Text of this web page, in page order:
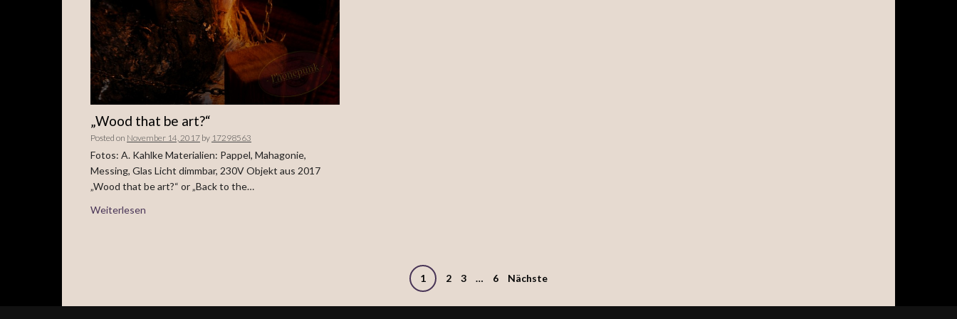
„Wood that be art?“
Posted on November 14, 2017 by 17298563
Fotos: A. Kahlke Materialien: Pappel, Mahagonie,
Messing, Glas Licht dimmbar, 230V Objekt aus 2017
„Wood that be art?“ or „Back to the…
Weiterlesen
1 2 3 … 6 Nächste